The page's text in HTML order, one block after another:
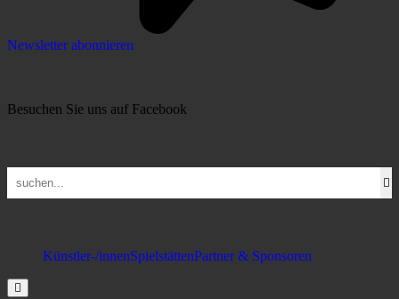
Newsletter abonnieren
Besuchen Sie uns auf Facebook
Künstler-/innenSpielstättenPartner & Sponsoren
Hamburger